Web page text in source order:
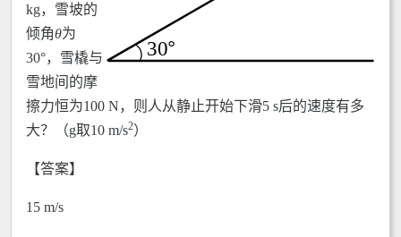
kg，雪坡的
倾角θ为
30°，雪橇与
雪地间的摩
擦力恒为100 N，则人从静止开始下滑5 s后的速度有多
大？（g取10 m/s2）
【答案】
15 m/s